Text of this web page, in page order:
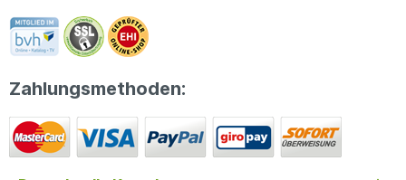
Zahlungsmethoden: